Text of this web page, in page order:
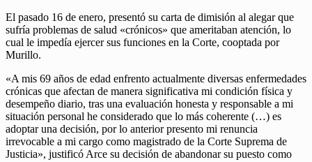
El pasado 16 de enero, presentó su carta de dimisión al alegar que
sufría problemas de salud «crónicos» que ameritaban atención, lo
cual le impedía ejercer sus funciones en la Corte, cooptada por
Murillo.
«A mis 69 años de edad enfrento actualmente diversas enfermedades
crónicas que afectan de manera significativa mi condición física y
desempeño diario, tras una evaluación honesta y responsable a mi
situación personal he considerado que lo más coherente (…) es
adoptar una decisión, por lo anterior presento mi renuncia
irrevocable a mi cargo como magistrado de la Corte Suprema de
Justicia», justificó Arce su decisión de abandonar su puesto como